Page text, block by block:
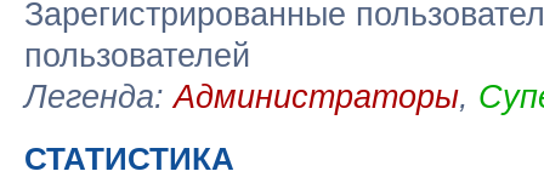
Зарегистрированные
пользователей
Легенда:Администраторы,
СТАТИСТИКА